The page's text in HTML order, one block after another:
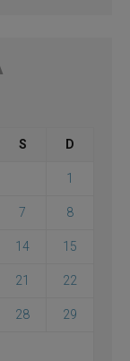
S D
1
7 8
14 15
21 22
28 29